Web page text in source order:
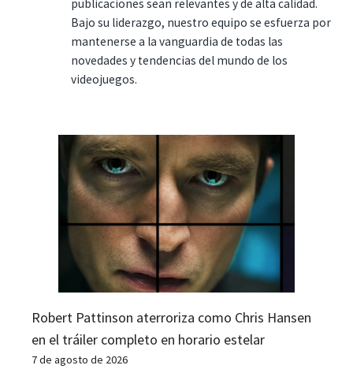
publicaciones sean relevantes y de alta calidad.
Bajo su liderazgo, nuestro equipo se esfuerza por
mantenerse a la vanguardia de todas las
novedades y tendencias del mundo de los
videojuegos.
Robert Pattinson aterroriza como Chris Hansen
en el tráiler completo en horario estelar
7 de agosto de 2026